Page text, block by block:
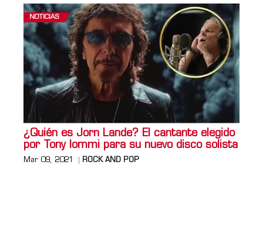
NOTICIAS
¿Quién es Jorn Lande? El cantante elegido
por Tony Iommi para su nuevo disco solista
Mar 09, 2021 ROCK AND POP